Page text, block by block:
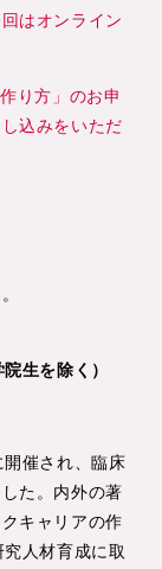
はオンライン
り方」のお申
込みをいただ
生を除く）
催され、臨床
た。内外の著
キャリアの作
人材育成に取